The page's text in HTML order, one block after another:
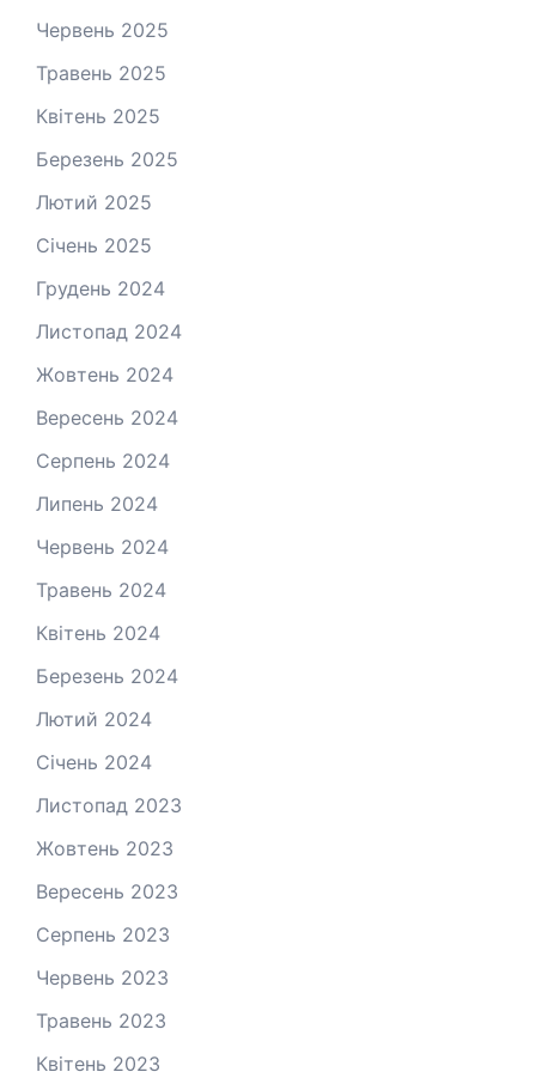
Червень 2025
Травень 2025
Квітень 2025
Березень 2025
Лютий 2025
Січень 2025
Грудень 2024
Листопад 2024
Жовтень 2024
Вересень 2024
Серпень 2024
Липень 2024
Червень 2024
Травень 2024
Квітень 2024
Березень 2024
Лютий 2024
Січень 2024
Листопад 2023
Жовтень 2023
Вересень 2023
Серпень 2023
Червень 2023
Травень 2023
Квітень 2023